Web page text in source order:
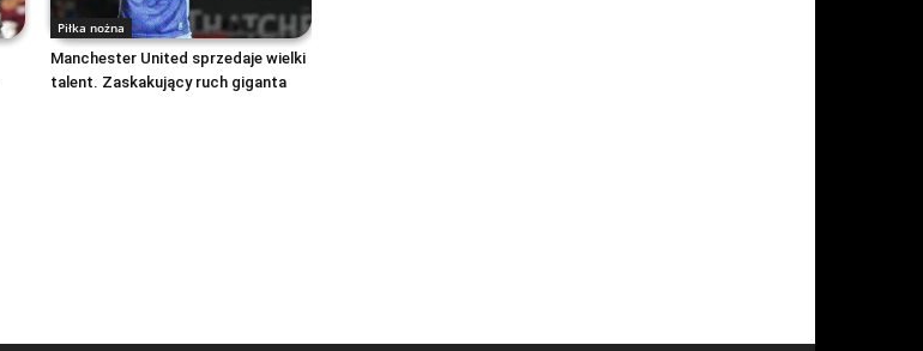
Piłka nożna
Manchester United sprzedaje wielki
talent. Zaskakujący ruch giganta